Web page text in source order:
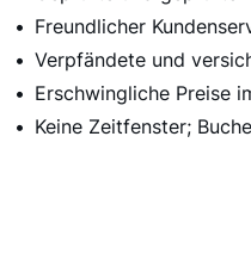
Freundlicher
Verpfändete und
Erschwingliche Preise
Keine Zeitfenster;